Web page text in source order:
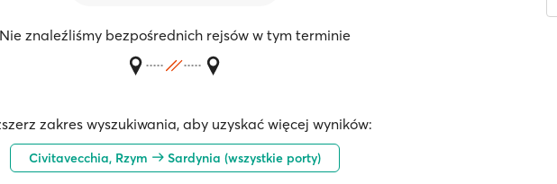
Nie znaleźliśmy bezpośrednich rejsów w tym terminie
zakres wyszukiwania, aby uzyskać więcej wyników:
Civitavecchia, Rzym Sardynia (wszystkie porty)